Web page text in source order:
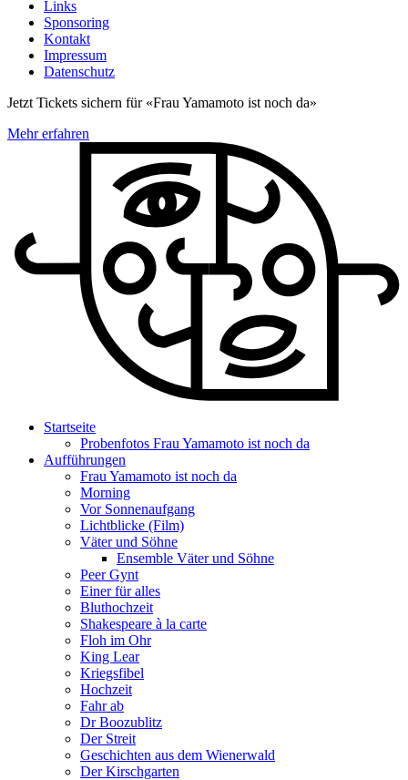
Links
Sponsoring
Kontakt
Impressum
Datenschutz
Jetzt Tickets sichern für «Frau Yamamoto ist noch da»
Mehr erfahren
Startseite
Probenfotos Frau Yamamoto ist noch da
Aufführungen
Frau Yamamoto ist noch da
Morning
Vor Sonnenaufgang
Lichtblicke (Film)
Väter und Söhne
Ensemble Väter und Söhne
Peer Gynt
Einer für alles
Bluthochzeit
Shakespeare à la carte
Floh im Ohr
King Lear
Kriegsfibel
Hochzeit
Fahr ab
Dr Boozublitz
Der Streit
Geschichten aus dem Wienerwald
Der Kirschgarten